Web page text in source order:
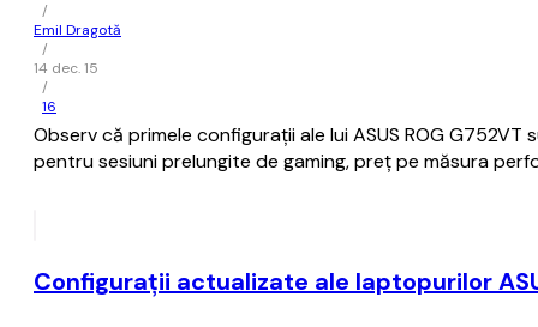
/
Emil Dragotă
/
14 dec. 15
/
16
Observ că primele configurații ale lui ASUS ROG
pentru sesiuni prelungite de gaming, preț pe măsura
Configurații actualizate ale laptopurilor